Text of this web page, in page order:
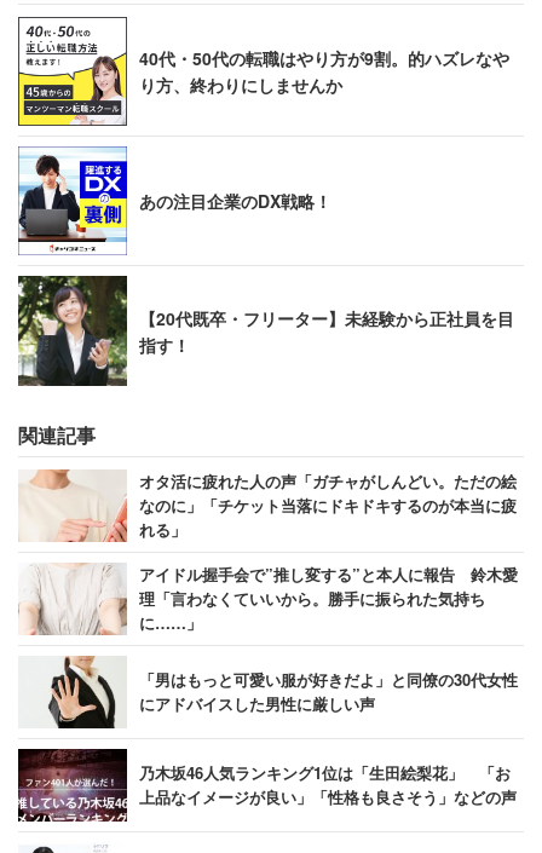
「アイドルなんて！と思っていた自分がウソのように、乃
木坂46での活動は自分の可能性を広げ、数多くの選択肢を
私に与えてくれました。それが結果的に今に繋がる。当た
り前のことですが、動く事って大事です」
（撮影：石井 隼人）
40代・50代の転職はやり方が9割。的ハズレなや
り方、終わりにしませんか
あの注目企業のDX戦略！
【20代既卒・フリーター】未経験から正社員を目
指す！
関連記事
オタ活に疲れた人の声「ガチャがしんどい。ただの絵
なのに」「チケット当落にドキドキするのが本当に疲
れる」
アイドル握手会で”推し変する”と本人に報告 鈴木愛
理「言わなくていいから。勝手に振られた気持ち
に……」
「男はもっと可愛い服が好きだよ」と同僚の30代女性
にアドバイスした男性に厳しい声
乃木坂46人気ランキング1位は「生田絵梨花」 「お
上品なイメージが良い」「性格も良さそう」などの声